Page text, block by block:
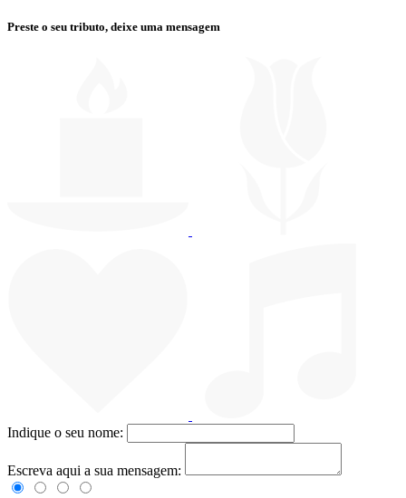
Preste o seu tributo, deixe uma mensagem
Indique o seu nome:
Escreva aqui a sua mensagem: